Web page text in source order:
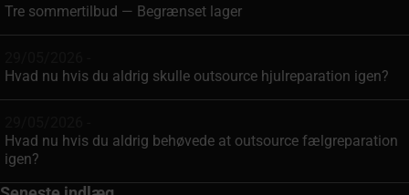
Tre sommertilbud — Begrænset lager
Hvad nu hvis du aldrig skulle outsource hjulreparation igen?
Hvad nu hvis du aldrig behøvede at outsource fælgreparation
igen?